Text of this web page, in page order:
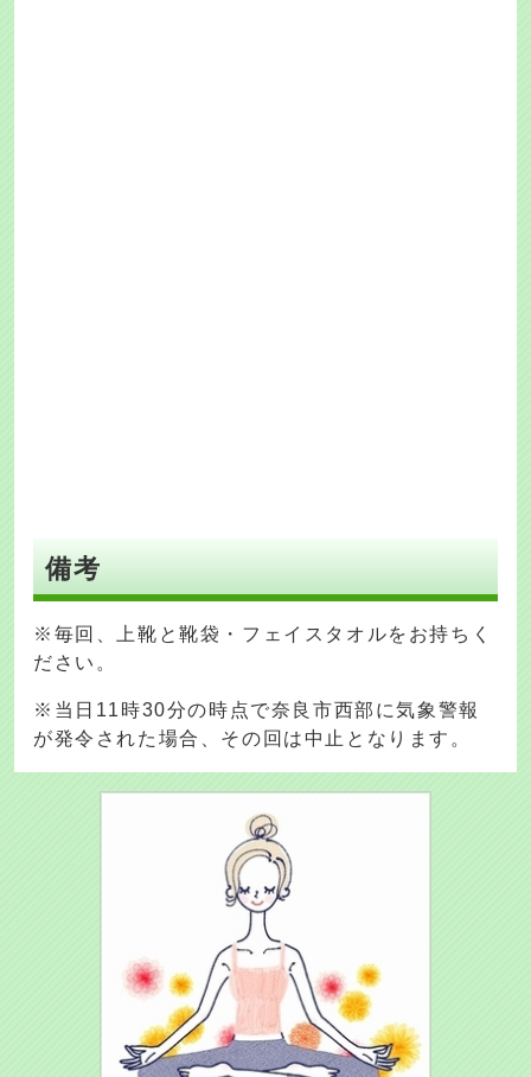
備考
※毎回、上靴と靴袋・フェイスタオルをお持ちく
ださい。
※当日11時30分の時点で奈良市西部に気象警報
が発令された場合、その回は中止となります。